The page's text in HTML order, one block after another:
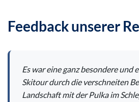
Feedback unserer
Es war eine ganz besondere und
Skitour durch die verschneiten
Landschaft mit der Pulka im